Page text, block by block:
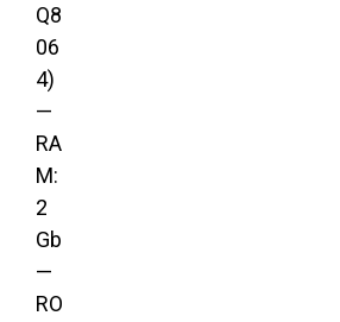
Q8
06
4)
—
RA
M:
2
Gb
—
RO